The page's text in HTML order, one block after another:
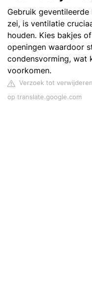
Gebruik
zei, is ventilatie
houden. Kies bakjes
openingen waardoor
condensvorming, wat
voorkomen.
Verzoek tot
op translate.google.com